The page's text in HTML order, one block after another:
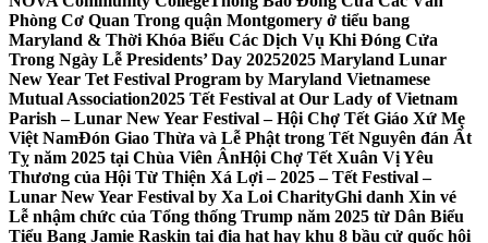
Phòng Cơ Quan Trong quận Montgomery ở tiểu bang
Maryland & Thời Khóa Biểu Các Dịch Vụ Khi Đóng Cửa
Trong Ngày Lễ Presidents’ Day 20252025 Maryland Lunar
New Year Tet Festival Program by Maryland Vietnamese
Mutual Association2025 Tết Festival at Our Lady of Vietnam
Parish – Lunar New Year Festival – Hội Chợ Tết Giáo Xứ Mẹ
Việt NamĐón Giao Thừa và Lễ Phật trong Tết Nguyên đán Ất
Tỵ năm 2025 tại Chùa Viên ÂnHội Chợ Tết Xuân Vị Yêu
Thương của Hội Từ Thiện Xá Lợi – 2025 – Tết Festival –
Lunar New Year Festival by Xa Loi CharityGhi danh Xin vé
Lễ nhậm chức của Tổng thống Trump năm 2025 từ Dân Biểu
Tiểu Bang Jamie Raskin tại địa hạt hay khu 8 bầu cử quốc hội